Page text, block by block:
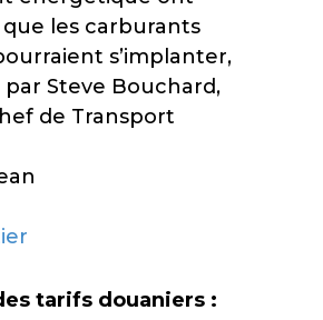
les carburants
s’implanter,
Steve Bouchard,
de Transport
tarifs douaniers :